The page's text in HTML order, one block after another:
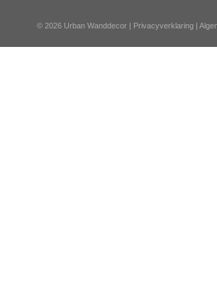
© 2026 Urban Wanddecor | Privacyverklaring |